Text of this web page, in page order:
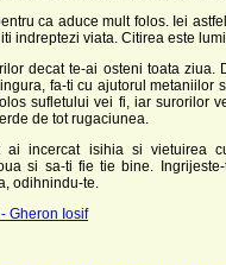
ca aduce mult folos. Iei
indreptezi viata. Citirea este
decat te-ai osteni toata ziua.
fa-ti cu ajutorul metaniilor
sufletului vei fi, iar surorilor
de tot rugaciunea.
ai incercat isihia si vietuirea
si sa-ti fie tie bine.
odihnindu-te.
Gheron Iosif